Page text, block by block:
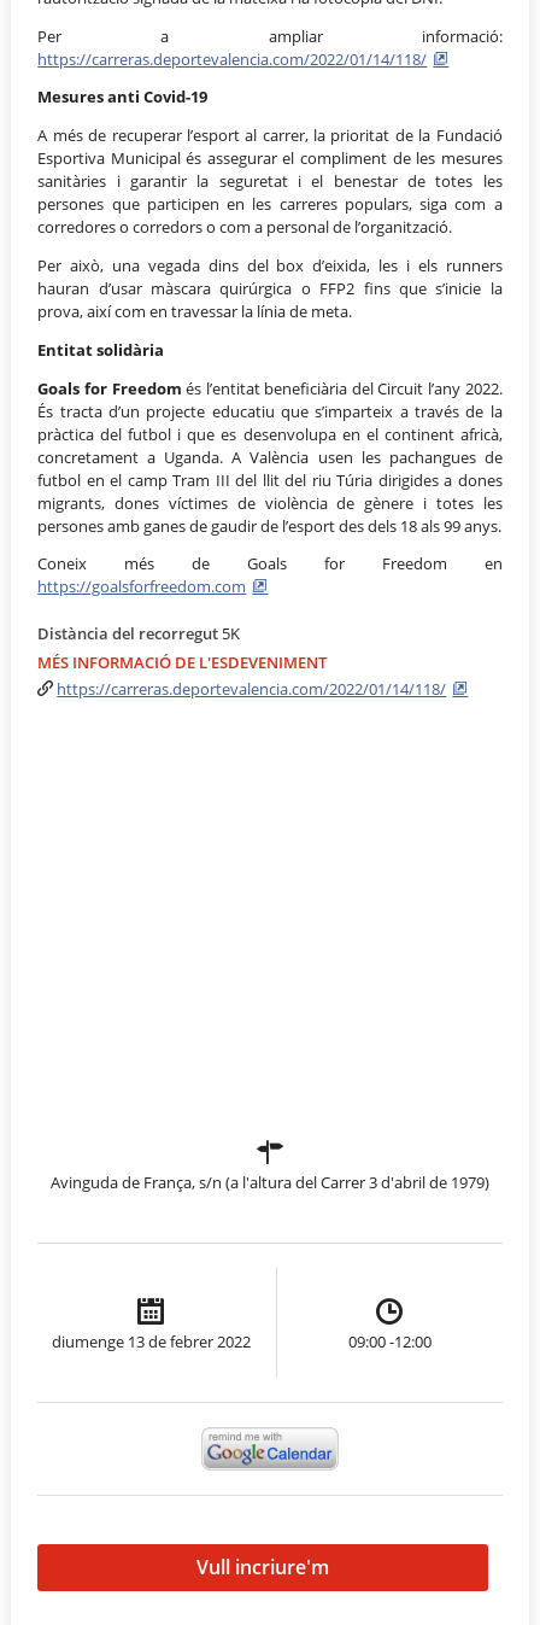
Per a ampliar informació:
https://carreras.deportevalencia.com/2022/01/14/118/
Mesures anti Covid-19
A més de recuperar l’esport al carrer, la prioritat de la Fundació
Esportiva Municipal és assegurar el compliment de les mesures
sanitàries i garantir la seguretat i el benestar de totes les
persones que participen en les carreres populars, siga com a
corredores o corredors o com a personal de l’organització.
Per això, una vegada dins del box d’eixida, les i els runners
hauran d’usar màscara quirúrgica o FFP2 fins que s’inicie la
prova, així com en travessar la línia de meta.
Entitat solidària
Goals for Freedom és l’entitat beneficiària del Circuit l’any 2022.
És tracta d’un projecte educatiu que s’imparteix a través de la
pràctica del futbol i que es desenvolupa en el continent africà,
concretament a Uganda. A València usen les pachangues de
futbol en el camp Tram III del llit del riu Túria dirigides a dones
migrants, dones víctimes de violència de gènere i totes les
persones amb ganes de gaudir de l’esport des dels 18 als 99 anys.
Coneix més de Goals for Freedom en
https://goalsforfreedom.com
Distància del recorregut 5K
MÉS INFORMACIÓ DE L'ESDEVENIMENT
https://carreras.deportevalencia.com/2022/01/14/118/
Avinguda de França, s/n (a l'altura del Carrer 3 d'abril de 1979)
diumenge 13 de febrer 2022 09:00 -12:00
Vull incriure'm